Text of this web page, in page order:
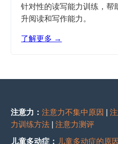
针对性的读写能力训练，帮
升阅读和写作能力。
了解更多 →
注意力：注意力不集中原因 |
力训练方法 |注意力测评
儿童多动症： 儿童多动症的原因